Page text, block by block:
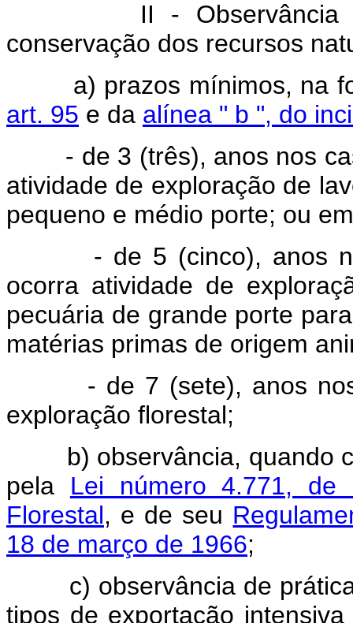
II - Observância das
conservação dos recursos
a) prazos mínimos, na
art. 95 e da alínea " b ", do
- de 3 (três), anos nos
atividade de exploração de
pequeno e médio porte; ou
- de 5 (cinco), anos nos
ocorra atividade de
pecuária de grande porte
matérias primas de origem
- de 7 (sete), anos nos
exploração florestal;
b) observância, quando
pela Lei número 4.771,
Florestal, e de seu
18 de março de 1966;
c) observância de
tipos de exportação